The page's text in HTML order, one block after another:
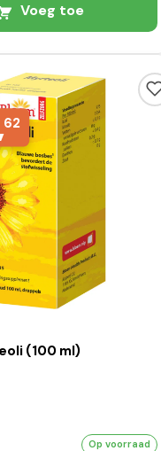
Voeg toe
62
(100 ml)
Op voorraad